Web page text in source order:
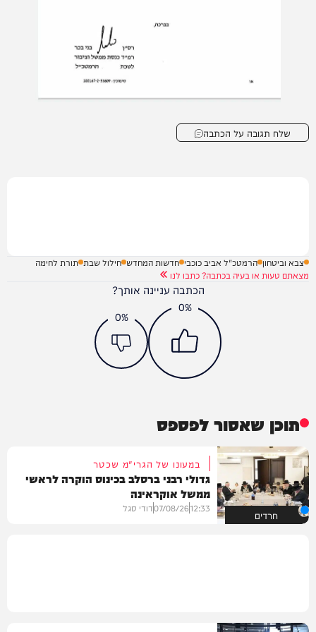
שלח תגובה על הכתבה
צבא וביטחון הרמטכ"ל אביב כוכבי חדשות המחדש חילול שבת תורת לחימה
מצאתם טעות או בעיה בכתבה? כתבו לנו
הכתבה עניינה אותך?
0%
0%
תוכן שאסור לפספס
חרדים
במעונו של הגרי"מ שכטר
גדולי רבני ברסלב בכינוס הוקרה לראשי
ממשל אוקראינה
12:33
07/08/26דודי סגל